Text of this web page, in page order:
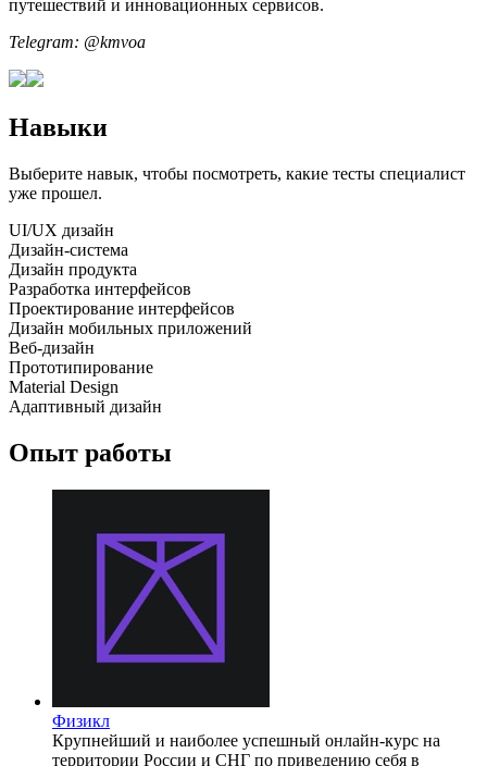
путешествий и инновационных сервисов.
Telegram: @kmvoa
Навыки
Выберите навык, чтобы посмотреть, какие тесты специалист
уже прошел.
UI/UX дизайн
Дизайн-система
Дизайн продукта
Разработка интерфейсов
Проектирование интерфейсов
Дизайн мобильных приложений
Веб-дизайн
Прототипирование
Material Design
Адаптивный дизайн
Опыт работы
Физикл
Крупнейший и наиболее успешный онлайн-курс на
территории России и СНГ по приведению себя в